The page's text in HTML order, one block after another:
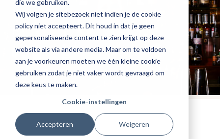
die we gebruiken.
Wij volgen je sitebezoek niet indien je de cookie
policy niet accepteert. Dit houd in dat je geen
gepersonaliseerde content te zien krijgt op deze
website als via andere media. Maar om te voldoen
aan je voorkeuren moeten we één kleine cookie
gebruiken zodat je niet vaker wordt gevraagd om
deze keus te maken.
Cookie-instellingen
Accepteren Weigeren
Tags:cocktails
Gepubliceerd op: 15 juli 2024